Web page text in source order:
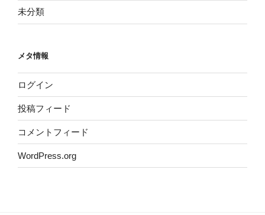
未分類
メタ情報
ログイン
投稿フィード
コメントフィード
WordPress.org